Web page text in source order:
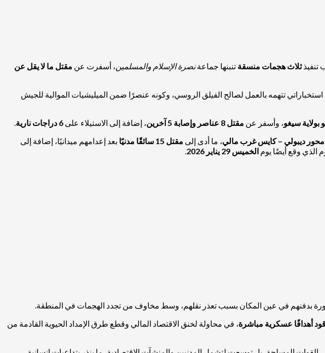
تنفيذثلاث هجمات منسقة تنبنها جماعةنصرة الإسلام والمسلمين، أسفرت عن مقتل ما لا يقل عن
تتهمه بالعمل لصالح الفيلق الروسي، وكونه عنصرًا ضمن الميليشيات الموالية للجيش
بولاية سيغو، وأسفر عن مقتل 8 عناصر وإصابة 5 آخرين ، إضافة إلى الاستيلاء على 6 دراجات نارية
.
محور ديبولي – كايس غرب مالي، ما أدى إلى مقتل 15 سائقًا مدنيًا
بعد إعدامهم ميدانيًا، إضافة إلى
الذي وقع أيضًا يوم الخميس 29 يناير 2026 .
بدفنهم في عين المكان بسبب تعذر نقلهم، وسط مخاوف من تجدد الهجمات في المنطقة.
أهدافًا عسكرية مباشرة، في محاولة لخنق الاقتصاد المالي وقطع طرق الإمداد الحيوية القادمة من